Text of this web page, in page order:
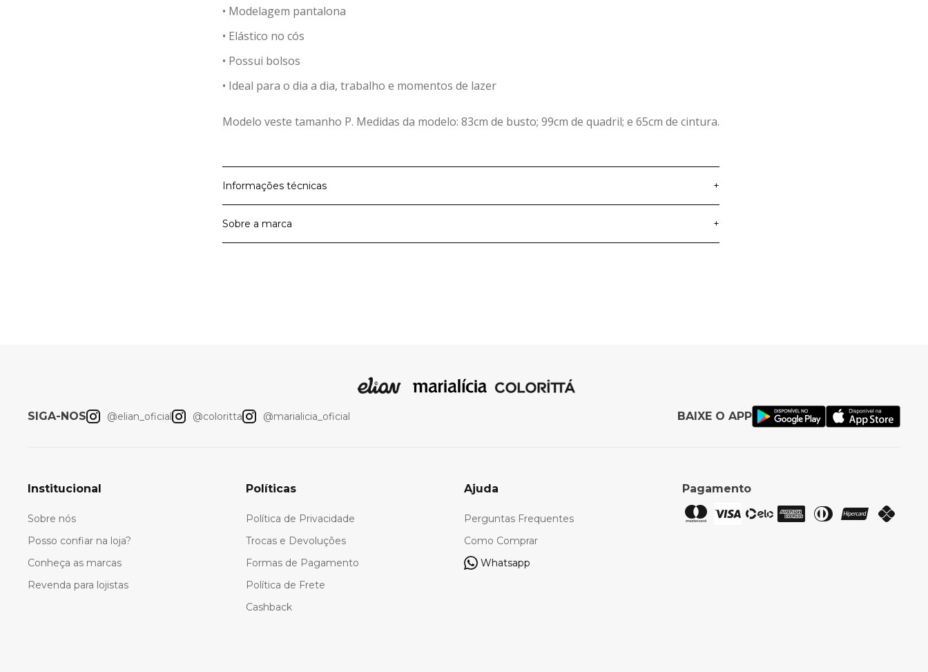
• Modelagem pantalona
• Elástico no cós
• Possui bolsos
• Ideal para o dia a dia, trabalho e momentos de lazer
Modelo veste tamanho P. Medidas da modelo: 83cm de busto; 99cm de quadril; e 65cm de cintura.
Informações técnicas +
Material Principal Canelado Vancouver
Sobre a marca +
SIGA-NOS @elian_oficial @coloritta @marialicia_oficial BAIXE O APP
Institucional
Sobre nós
Posso confiar na loja?
Conheça as marcas
Revenda para lojistas
Políticas
Política de Privacidade
Trocas e Devoluções
Formas de Pagamento
Política de Frete
Cashback
Ajuda
Perguntas Frequentes
Como Comprar
Whatsapp
Pagamento